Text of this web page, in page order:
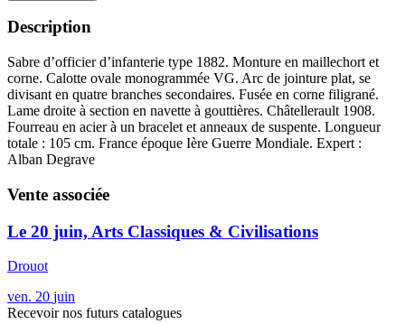
Description
Sabre d’officier d’infanterie type 1882. Monture en maillechort et
corne. Calotte ovale monogrammée VG. Arc de jointure plat, se
divisant en quatre branches secondaires. Fusée en corne filigrané.
Lame droite à section en navette à gouttières. Châtellerault 1908.
Fourreau en acier à un bracelet et anneaux de suspente. Longueur
totale : 105 cm. France époque Ière Guerre Mondiale. Expert :
Alban Degrave
Vente associée
Le 20 juin, Arts Classiques & Civilisations
Drouot
ven. 20 juin
Recevoir nos futurs catalogues